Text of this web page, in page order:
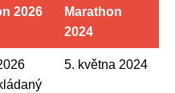
2026
Marathon
2024
5. května 2024